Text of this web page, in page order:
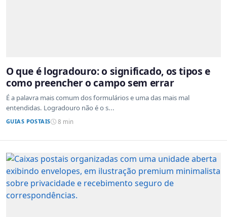
O que é logradouro: o significado, os tipos e
como preencher o campo sem errar
É a palavra mais comum dos formulários e uma das mais mal
entendidas. Logradouro não é o s...
GUIAS POSTAIS 8 min